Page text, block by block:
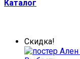
Каталог
Скидка!